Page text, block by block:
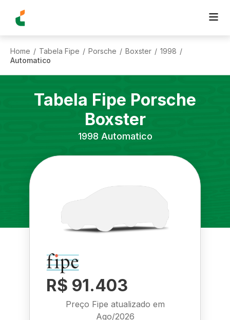
Home / Tabela Fipe / Porsche / Boxster / 1998 /
Automatico
Tabela Fipe Porsche
Boxster
1998 Automatico
R$ 91.403
Preço Fipe atualizado em
Ago/2026